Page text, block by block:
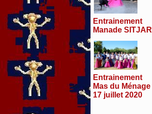
Entrainement
Manade SITJAR
Entrainement
Mas du Ménage
17 juillet 2020